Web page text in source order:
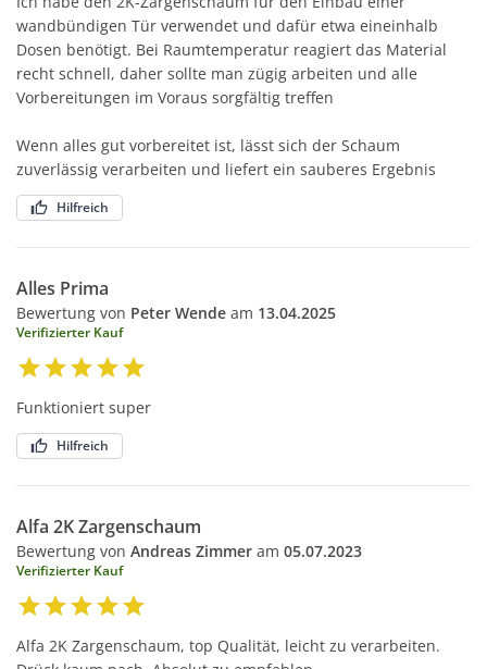
wandbündigen Tür verwendet und dafür etwa eineinhalb
Dosen benötigt. Bei Raumtemperatur reagiert das Material
recht schnell, daher sollte man zügig arbeiten und alle
Vorbereitungen im Voraus sorgfältig treffen
Wenn alles gut vorbereitet ist, lässt sich der Schaum
zuverlässig verarbeiten und liefert ein sauberes Ergebnis
Hilfreich
Alles Prima
Bewertung von Peter Wende am 13.04.2025
Verifizierter Kauf
Funktioniert super
Hilfreich
Alfa 2K Zargenschaum
Bewertung von Andreas Zimmer am 05.07.2023
Verifizierter Kauf
Alfa 2K Zargenschaum, top Qualität, leicht zu verarbeiten.